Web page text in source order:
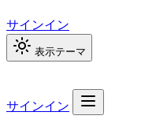
サインイン
表示テーマ
サインイン